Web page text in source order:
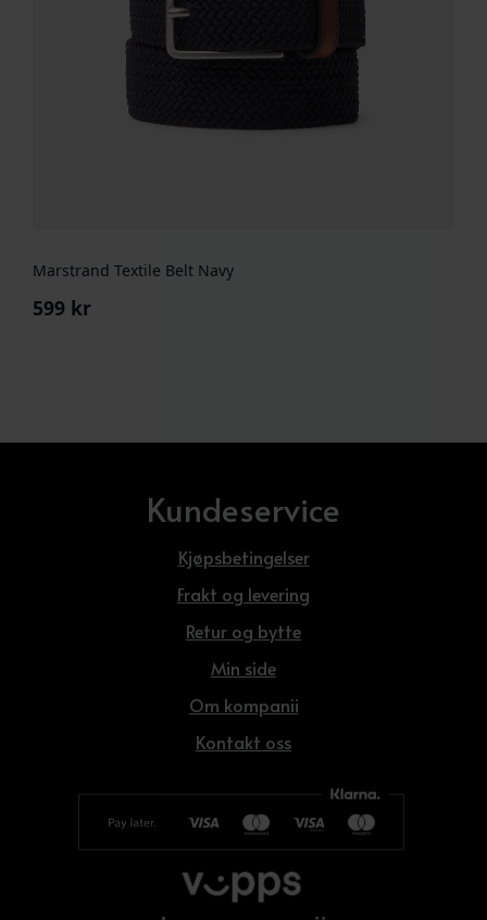
Marstrand Textile Belt Navy
599 kr
Kundeservice
Kjøpsbetingelser
Frakt og levering
Retur og bytte
Min side
Om kompanii
Kontakt oss